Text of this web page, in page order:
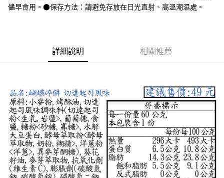
每筆NT$65，滿NT$1,000(含以上)免運費
付款後7-11取貨
每筆NT$65，滿NT$1,000(含以上)免運費
宅配
每筆NT$150，滿NT$2,000(含以上)免運費
無印良品門市自取
免運費
儘早食用。●保存方法：請避免存放在日光直射、高溫潮濕處。
詳細說明 相關推薦